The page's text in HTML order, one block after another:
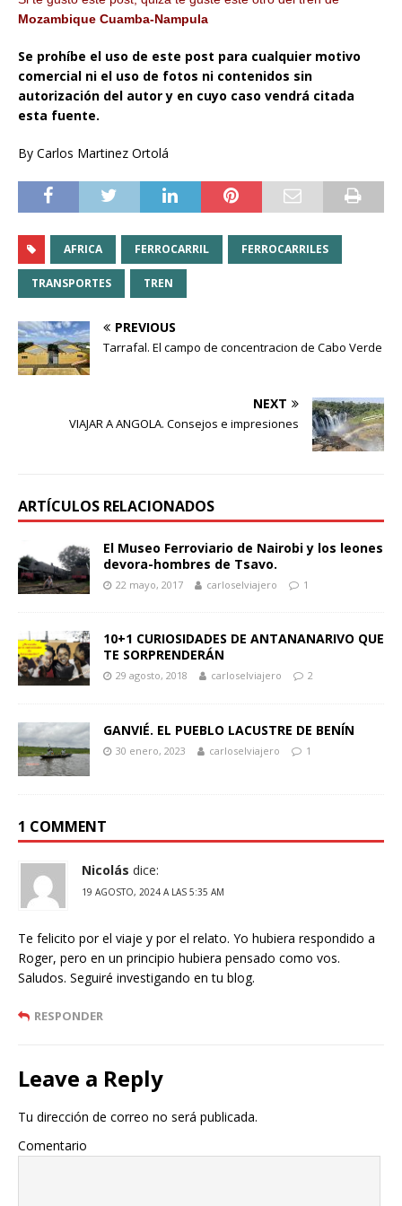
Mozambique Cuamba-Nampula
Se prohíbe el uso de este post para cualquier motivo
comercial ni el uso de fotos ni contenidos sin
autorización del autor y en cuyo caso vendrá citada
esta fuente.
By Carlos Martinez Ortolá
AFRICA FERROCARRIL FERROCARRILES
TRANSPORTES TREN
PREVIOUS
Tarrafal. El campo de concentracion de Cabo Verde
NEXT
VIAJAR A ANGOLA. Consejos e impresiones
ARTÍCULOS RELACIONADOS
El Museo Ferroviario de Nairobi y los leones
devora-hombres de Tsavo.
22 mayo, 2017 carloselviajero 1
10+1 CURIOSIDADES DE ANTANANARIVO QUE
TE SORPRENDERÁN
29 agosto, 2018 carloselviajero 2
GANVIÉ. EL PUEBLO LACUSTRE DE BENÍN
30 enero, 2023 carloselviajero 1
1 COMMENT
Nicolás dice:
19 AGOSTO, 2024 A LAS 5:35 AM
Te felicito por el viaje y por el relato. Yo hubiera respondido a
Roger, pero en un principio hubiera pensado como vos.
Saludos. Seguiré investigando en tu blog.
RESPONDER
Leave a Reply
Tu dirección de correo no será publicada.
Comentario